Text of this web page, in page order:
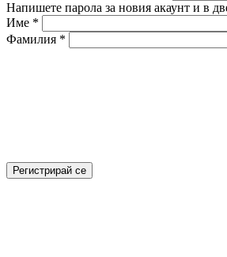
Напишете парола за новия акаунт и в
Име *
Фамилия *